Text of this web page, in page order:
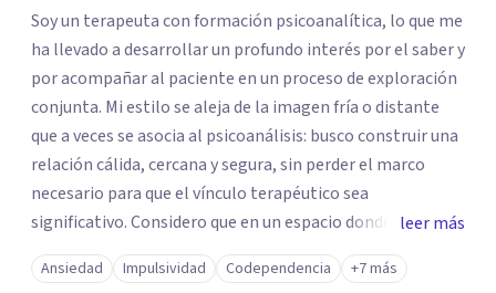
Soy un terapeuta con formación psicoanalítica, lo que me
ha llevado a desarrollar un profundo interés por el saber y
por acompañar al paciente en un proceso de exploración
conjunta. Mi estilo se aleja de la imagen fría o distante
que a veces se asocia al psicoanálisis: busco construir una
relación cálida, cercana y segura, sin perder el marco
necesario para que el vínculo terapéutico sea
significativo. Considero que en un espacio donde uno
puede sentirse acompañado y escuchado, es posible
mirar con honestidad cómo nos vinculamos afuera, qué se
leer más
Ansiedad Impulsividad Codependencia +7 más